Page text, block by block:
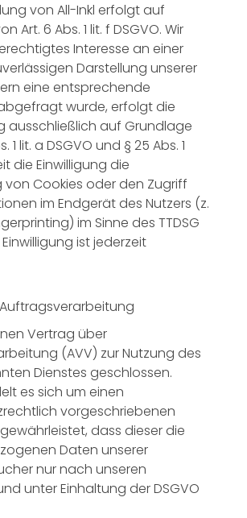
von All-Inkl erfolgt auf
Art. 6 Abs. 1 lit. f DSGVO. Wir
Interesse an einer
Darstellung unserer
eine entsprechende
wurde, erfolgt die
ausschließlich auf Grundlage
1 lit. a DSGVO und § 25 Abs. 1
die Einwilligung die
von Cookies oder den Zugriff
im Endgerät des Nutzers (z.
im Sinne des TTDSG
ist jederzeit
Auftragsverarbeitung
Vertrag über
(AVV) zur Nutzung des
Dienstes geschlossen.
es sich um einen
vorgeschriebenen
dass dieser die
Daten unserer
nur nach unseren
unter Einhaltung der DSGVO